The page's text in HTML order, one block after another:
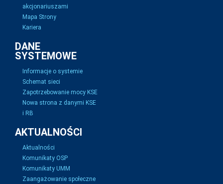
akcjonariuszami
Mapa Strony
Kariera
DANE
SYSTEMOWE
Informacje o systemie
Schemat sieci
Zapotrzebowanie mocy KSE
Nowa strona z danymi KSE
i RB
AKTUALNOŚCI
Aktualności
Komunikaty OSP
Komunikaty UMM
Zaangażowanie społeczne